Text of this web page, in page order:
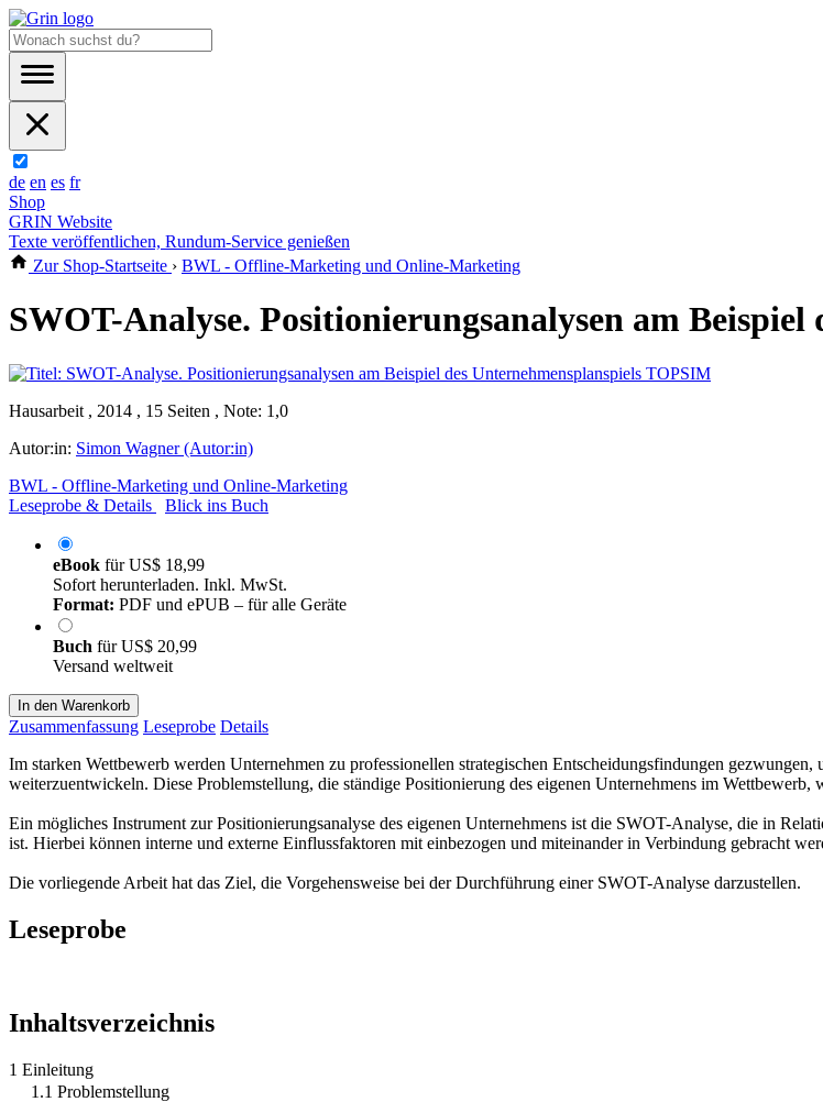
de en es fr
Shop
GRIN Website
Texte veröffentlichen, Rundum-Service genießen
Zur Shop-Startseite › BWL - Offline-Marketing und Online-Marketing
SWOT-Analyse. Positionierungsanalysen am
Hausarbeit , 2014 , 15 Seiten , Note: 1,0
Autor:in: Simon Wagner (Autor:in)
BWL - Offline-Marketing und Online-Marketing
Leseprobe & Details
Blick ins Buch
eBook fürUS$ 18,99
Sofort herunterladen. Inkl. MwSt.
Format: PDF und ePUB – für alle Geräte
Buch fürUS$ 20,99
Versand weltweit
In den Warenkorb
Zusammenfassung Leseprobe Details
Im starken Wettbewerb werden Unternehmen zu professionellen strategischen Entscheidungsfindungen
weiterzuentwickeln. Diese Problemstellung, die ständige Positionierung des eigenen Unternehmens im
Ein mögliches Instrument zur Positionierungsanalyse des eigenen Unternehmens ist die SWOT-Analyse, die in
ist. Hierbei können interne und externe Einflussfaktoren mit einbezogen und miteinander in Verbindung gebracht
Die vorliegende Arbeit hat das Ziel, die Vorgehensweise bei der Durchführung einer SWOT-Analyse darzustellen.
Leseprobe
Inhaltsverzeichnis
1 Einleitung
1.1 Problemstellung